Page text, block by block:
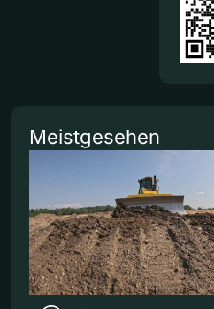
Meistgesehen